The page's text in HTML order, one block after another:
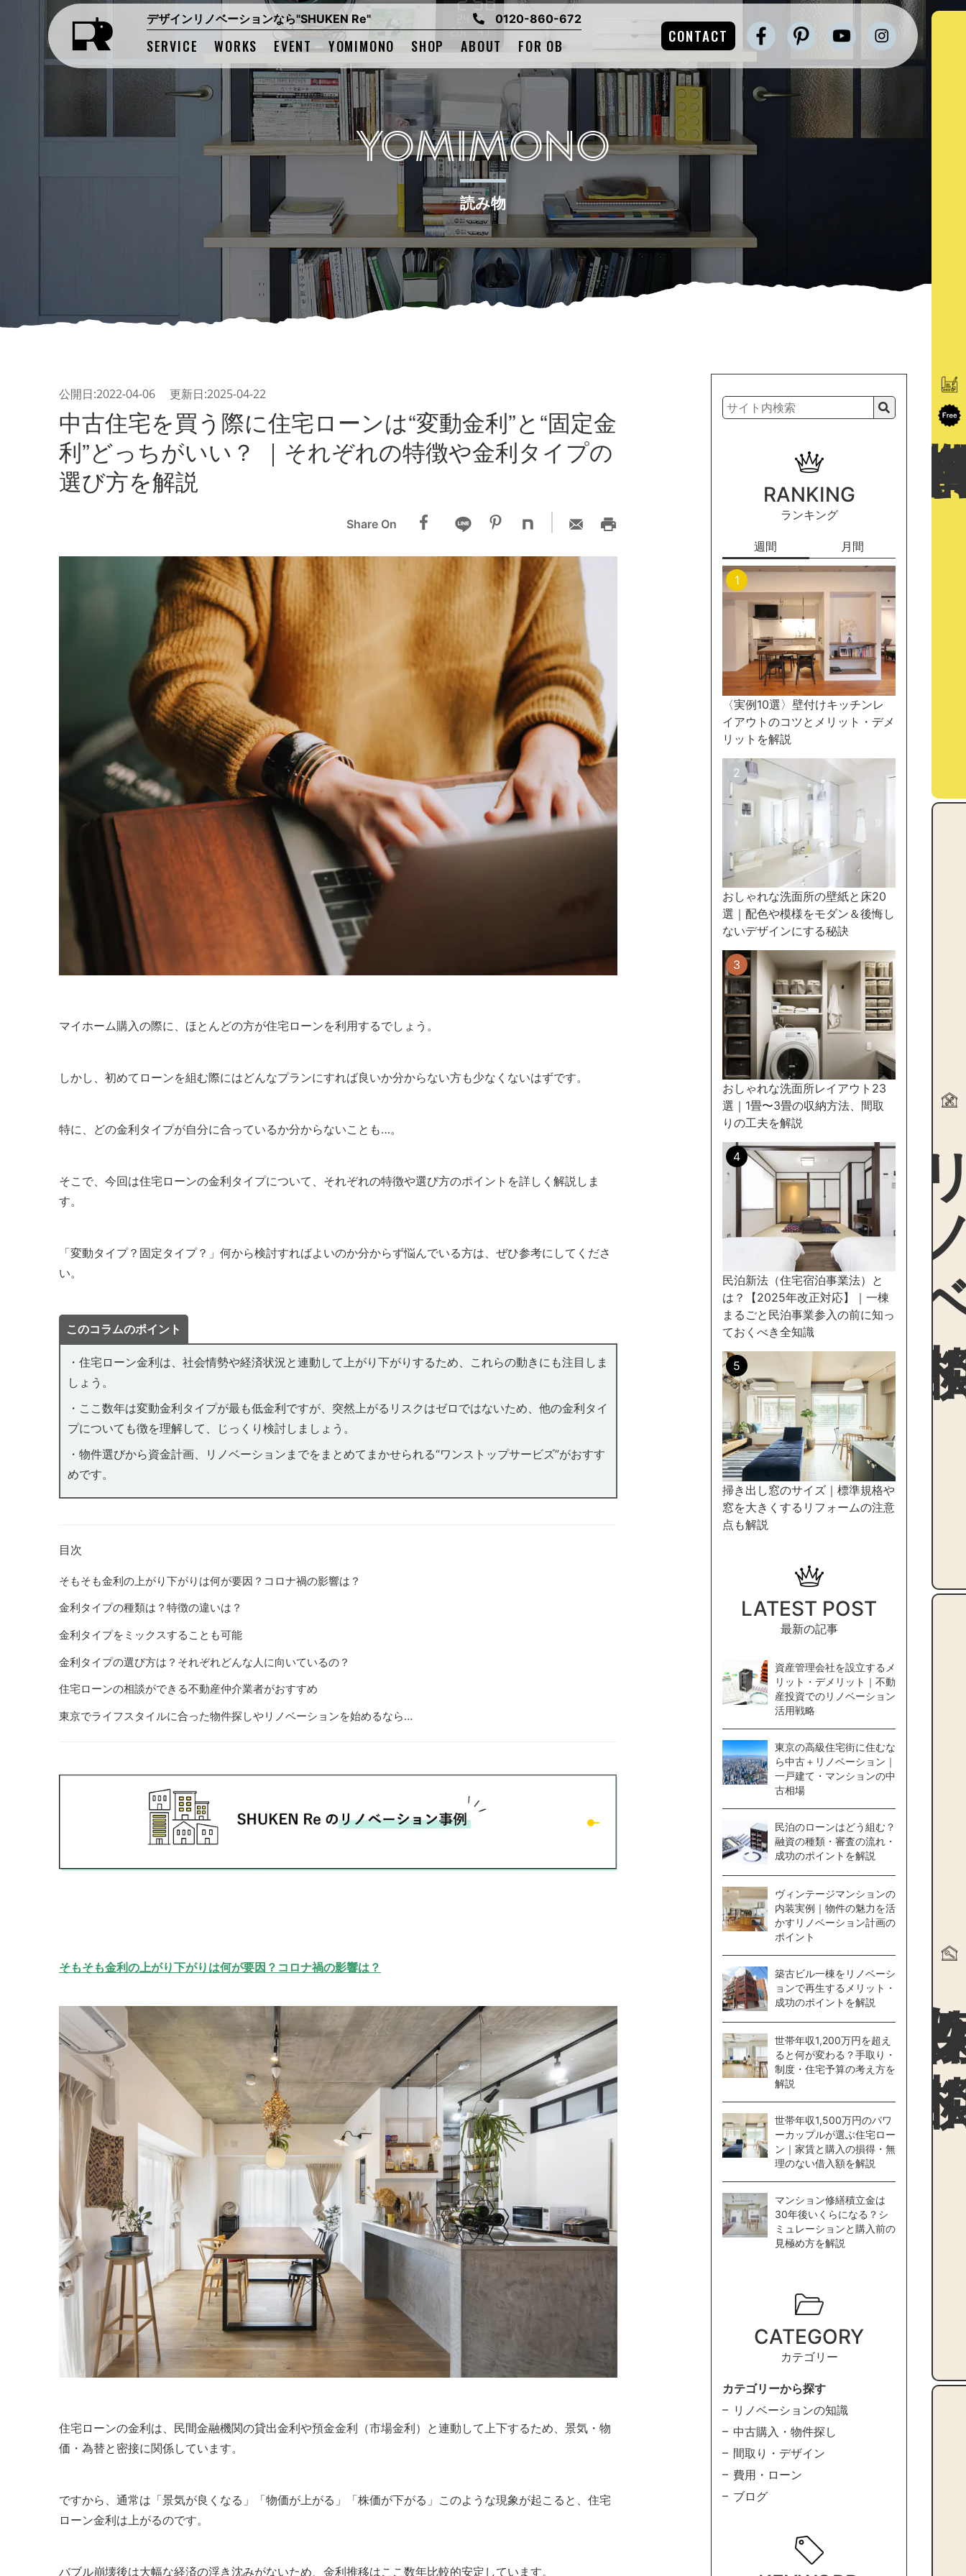
デザインリノベーションなら"SHUKEN Re" 0120-860-672
SERVICE WORKS EVENT YOMIMONO SHOP ABOUT FOR OB
CONTACT
YOMIMONO
読み物
公開日:2022-04-06 更新日:2025-04-22
中古住宅を買う際に住宅ローンは“変動金利”と“固定金
利”どっちがいい？ ｜それぞれの特徴や金利タイプの
選び方を解説
Share On
マイホーム購入の際に、ほとんどの方が住宅ローンを利用するでしょう。
しかし、初めてローンを組む際にはどんなプランにすれば良いか分からない方も少なくないはずです。
特に、どの金利タイプが自分に合っているか分からないことも…。
そこで、今回は住宅ローンの金利タイプについて、それぞれの特徴や選び方のポイントを詳しく解説しま
す。
「変動タイプ？固定タイプ？」何から検討すればよいのか分からず悩んでいる方は、ぜひ参考にしてくださ
い。
このコラムのポイント
・住宅ローン金利は、社会情勢や経済状況と連動して上がり下がりするため、これらの動きにも注目しま
しょう。
・ここ数年は変動金利タイプが最も低金利ですが、突然上がるリスクはゼロではないため、他の金利タイ
プについても徴を理解して、じっくり検討しましょう。
・物件選びから資金計画、リノベーションまでをまとめてまかせられる“ワンストップサービズ”がおすす
めです。
目次
そもそも金利の上がり下がりは何が要因？コロナ禍の影響は？
金利タイプの種類は？特徴の違いは？
金利タイプをミックスすることも可能
金利タイプの選び方は？それぞれどんな人に向いているの？
住宅ローンの相談ができる不動産仲介業者がおすすめ
東京でライフスタイルに合った物件探しやリノベーションを始めるなら…
そもそも金利の上がり下がりは何が要因？コロナ禍の影響は？
住宅ローンの金利は、民間金融機関の貸出金利や預金金利（市場金利）と連動して上下するため、景気・物
価・為替と密接に関係しています。
ですから、通常は「景気が良くなる」「物価が上がる」「株価が下がる」このような現象が起こると、住宅
ローン金利は上がるのです。
バブル崩壊後は大幅な経済の浮き沈みがないため、金利推移はここ数年比較的安定しています。
RANKING
ランキング
週間 月間
〈実例10選〉壁付けキッチンレ
イアウトのコツとメリット・デメ
リットを解説
おしゃれな洗面所の壁紙と床20
選｜配色や模様をモダン＆後悔し
ないデザインにする秘訣
おしゃれな洗面所レイアウト23
選｜1畳〜3畳の収納方法、間取
りの工夫を解説
民泊新法（住宅宿泊事業法）と
は？【2025年改正対応】｜一棟
まるごと民泊事業参入の前に知っ
ておくべき全知識
掃き出し窓のサイズ｜標準規格や
窓を大きくするリフォームの注意
点も解説
LATEST POST
最新の記事
資産管理会社を設立するメ
リット・デメリット｜不動
産投資でのリノベーション
活用戦略
東京の高級住宅街に住むな
ら中古＋リノベーション｜
一戸建て・マンションの中
古相場
民泊のローンはどう組む？
融資の種類・審査の流れ・
成功のポイントを解説
ヴィンテージマンションの
内装実例｜物件の魅力を活
かすリノベーション計画の
ポイント
築古ビル一棟をリノベーシ
ョンで再生するメリット・
成功のポイントを解説
世帯年収1,200万円を超え
ると何が変わる？手取り・
制度・住宅予算の考え方を
解説
世帯年収1,500万円のパワ
ーカップルが選ぶ住宅ロー
ン｜家賃と購入の損得・無
理のない借入額を解説
マンション修繕積立金は
30年後いくらになる？シ
ミュレーションと購入前の
見極め方を解説
CATEGORY
カテゴリー
カテゴリーから探す
リノベーションの知識
中古購入・物件探し
間取り・デザイン
費用・ローン
ブログ
リ
物